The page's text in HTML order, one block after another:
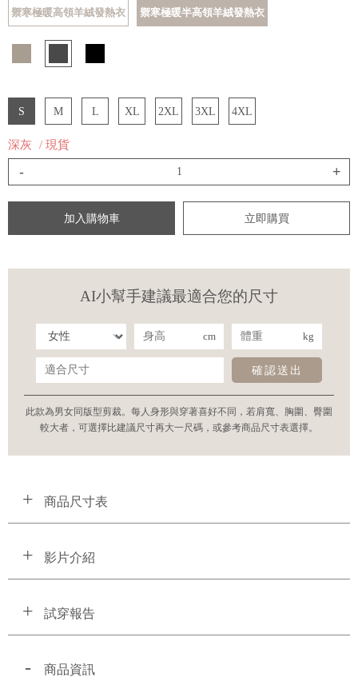
禦寒極暖高領羊絨發熱衣 禦寒極暖半高領羊絨發熱衣
S M L XL 2XL 3XL 4XL
深灰 / 現貨
- +
加入購物車 立即購買
AI小幫手建議最適合您的尺寸
cm kg
確認送出
此款為男女同版型剪裁。每人身形與穿著喜好不同，若肩寬、胸圍、臀圍
較大者，可選擇比建議尺寸再大一尺碼，或參考商品尺寸表選擇。
商品尺寸表
影片介紹
試穿報告
商品資訊